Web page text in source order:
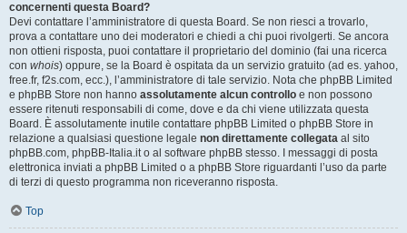
concernenti questa Board?
Devi contattare l’amministratore di questa Board. Se non riesci a trovarlo,
prova a contattare uno dei moderatori e chiedi a chi puoi rivolgerti. Se ancora
non ottieni risposta, puoi contattare il proprietario del dominio (fai una ricerca
con whois) oppure, se la Board è ospitata da un servizio gratuito (ad es. yahoo,
free.fr, f2s.com, ecc.), l’amministratore di tale servizio. Nota che phpBB Limited
e phpBB Store non hanno assolutamente alcun controllo e non possono
essere ritenuti responsabili di come, dove e da chi viene utilizzata questa
Board. È assolutamente inutile contattare phpBB Limited o phpBB Store in
relazione a qualsiasi questione legale non direttamente collegata al sito
phpBB.com, phpBB-Italia.it o al software phpBB stesso. I messaggi di posta
elettronica inviati a phpBB Limited o a phpBB Store riguardanti l’uso da parte
di terzi di questo programma non riceveranno risposta.
Top